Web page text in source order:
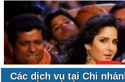
Các dịch vụ tại Chi